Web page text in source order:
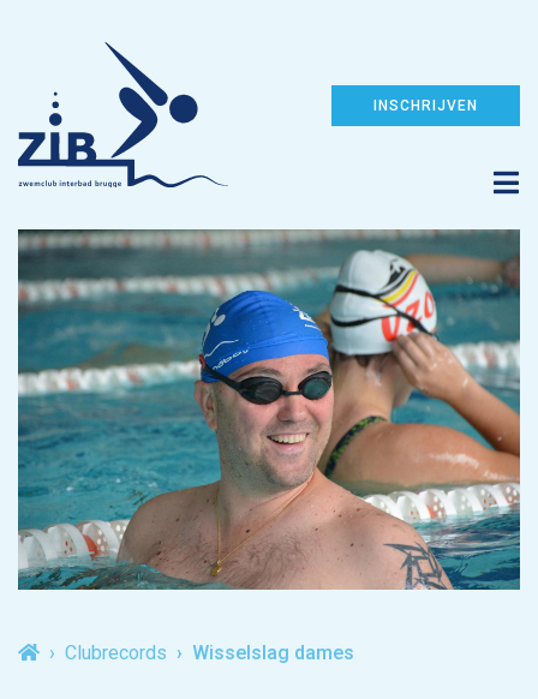
INSCHRIJVEN
Clubrecords Wisselslag dames